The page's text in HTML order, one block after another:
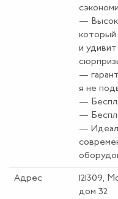
—
который
и
—
я не
—
—
—
Адрес
121309,
дом 32